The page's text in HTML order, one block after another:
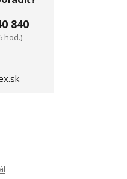
840
hod.)